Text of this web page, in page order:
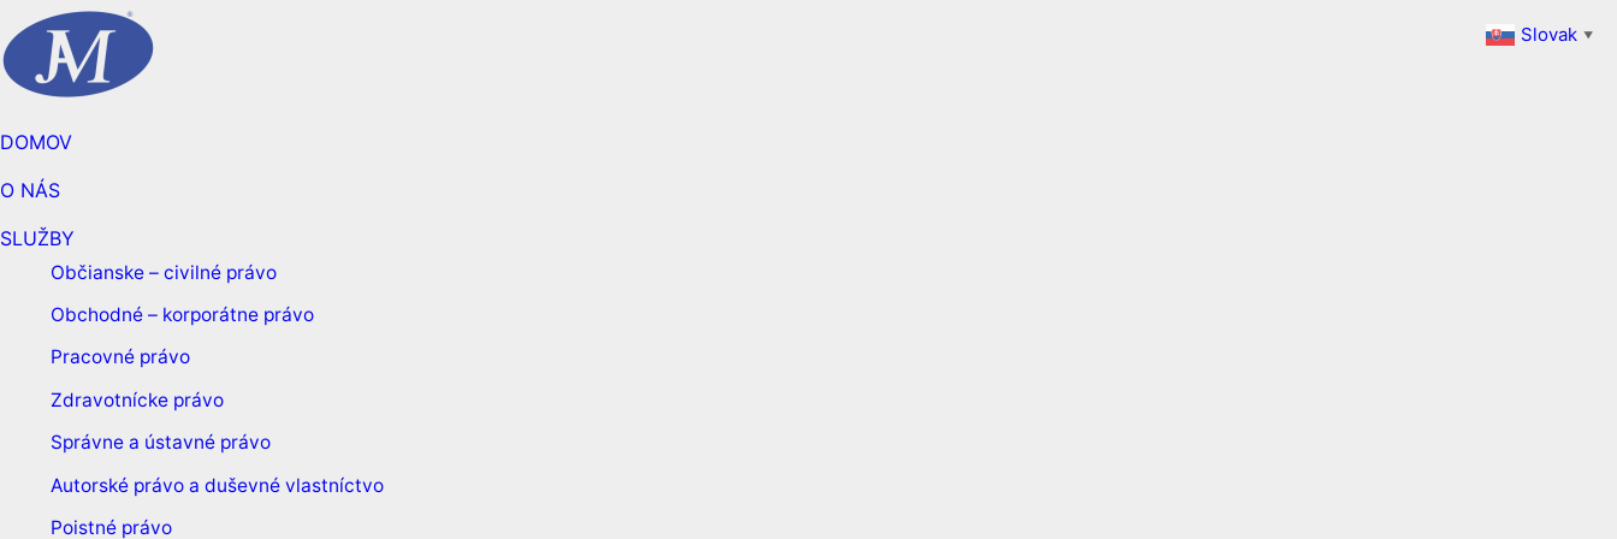
DOMOV
O NÁS
SLUŽBY
Občianske – civilné právo
Obchodné – korporátne právo
Pracovné právo
Zdravotnícke právo
Správne a ústavné právo
Autorské právo a duševné vlastníctvo
Poistné právo
Slovak ▼